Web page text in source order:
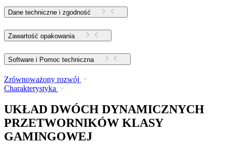
Dane techniczne i zgodność
Zawartość opakowania
Software i Pomoc techniczna
Zrównoważony rozwój
Charakterystyka
UKŁAD DWÓCH DYNAMICZNYCH
PRZETWORNIKÓW KLASY
GAMINGOWEJ